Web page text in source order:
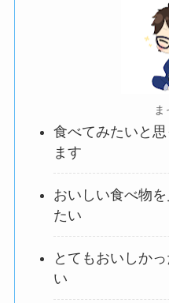
ま
食べてみたいと
ます
おいしい食べ物
たい
とてもおいしか
い